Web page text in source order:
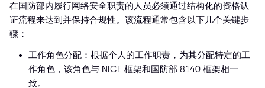
在国防部内履行网络安全职责的人员必须通过结构化的资格认
证流程来达到并保持合规性。该流程通常包含以下几个关键步
骤：
工作角色分配：根据个人的工作职责，为其分配特定的工
作角色，该角色与 NICE 框架和国防部 8140 框架相一
致。